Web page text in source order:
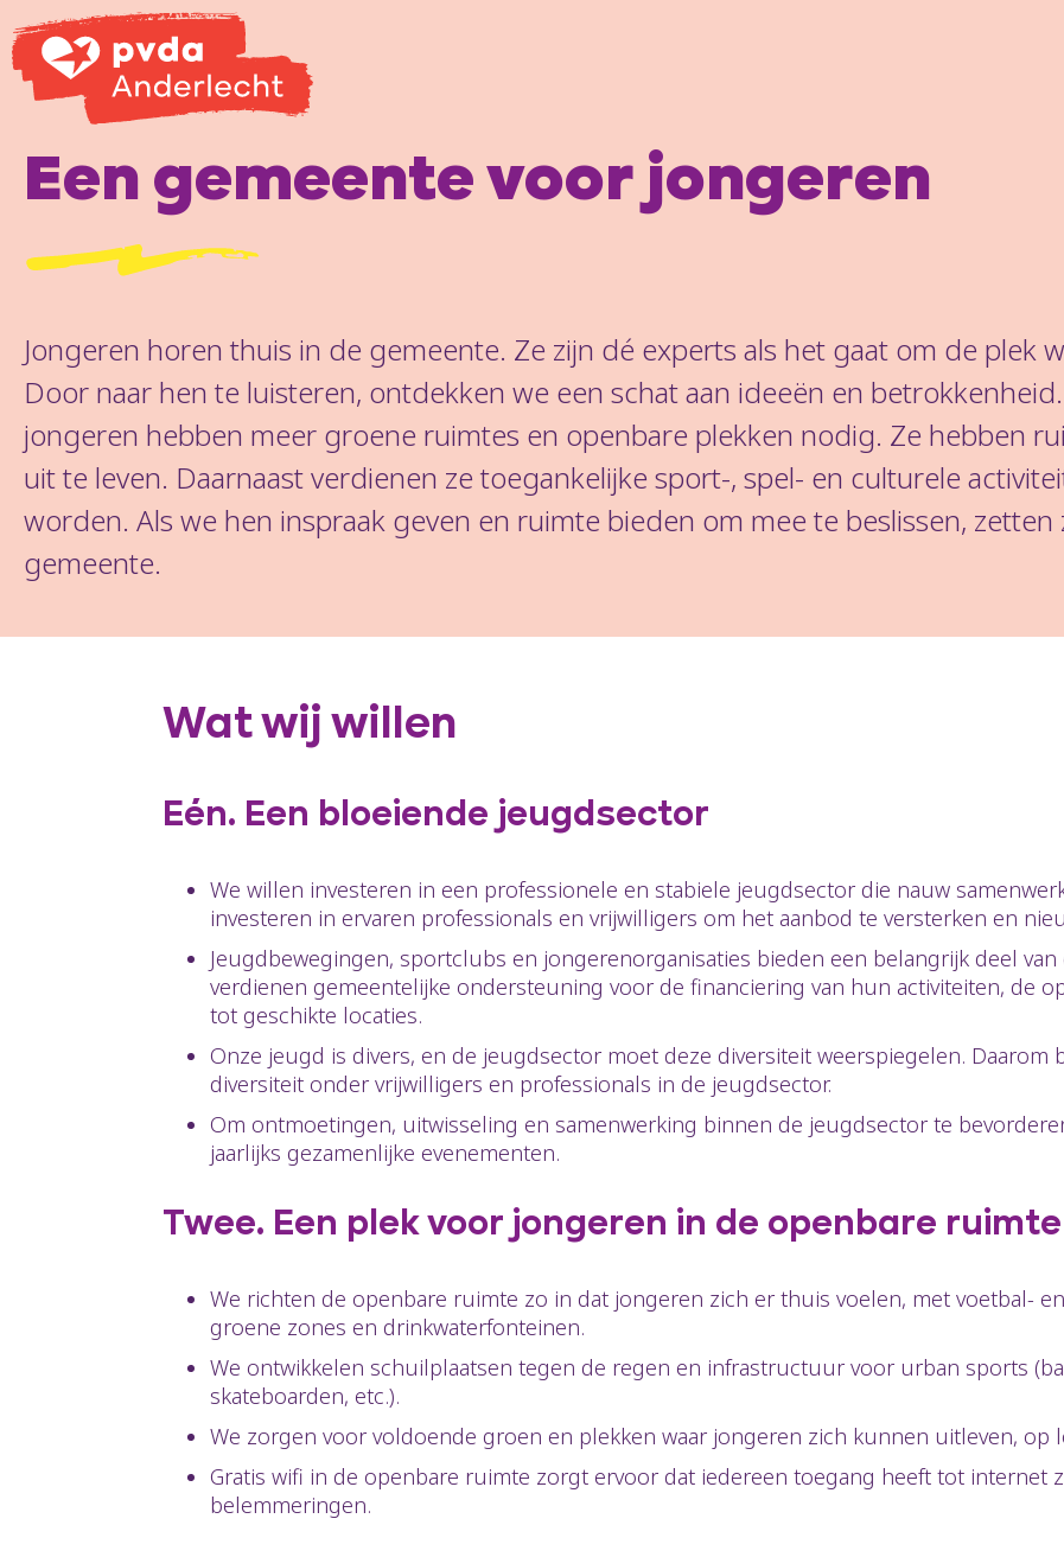
Een gemeente voor jongeren
Jongeren horen thuis in de gemeente. Ze zijn dé experts als het gaat om de plek
Door naar hen te luisteren, ontdekken we een schat aan ideeën en
jongeren hebben meer groene ruimtes en openbare plekken nodig. Ze hebben
uit te leven. Daarnaast verdienen ze toegankelijke sport-, spel- en culturele
worden. Als we hen inspraak geven en ruimte bieden om mee te beslissen,
gemeente.
Wat wij willen
Eén. Een bloeiende jeugdsector
We willen investeren in een professionele en stabiele jeugdsector die nauw
investeren in ervaren professionals en vrijwilligers om het aanbod te versterken en
Jeugdbewegingen, sportclubs en jongerenorganisaties bieden een belangrijk deel
verdienen gemeentelijke ondersteuning voor de financiering van hun activiteiten, de
tot geschikte locaties.
Onze jeugd is divers, en de jeugdsector moet deze diversiteit weerspiegelen. Daarom
diversiteit onder vrijwilligers en professionals in de jeugdsector.
Om ontmoetingen, uitwisseling en samenwerking binnen de jeugdsector te
jaarlijks gezamenlijke evenementen.
Twee. Een plek voor jongeren in de openbare ruimte
We richten de openbare ruimte zo in dat jongeren zich er thuis voelen, met voetbal-
groene zones en drinkwaterfonteinen.
We ontwikkelen schuilplaatsen tegen de regen en infrastructuur voor urban sports
skateboarden, etc.).
We zorgen voor voldoende groen en plekken waar jongeren zich kunnen uitleven, op
Gratis wifi in de openbare ruimte zorgt ervoor dat iedereen toegang heeft tot internet
belemmeringen.